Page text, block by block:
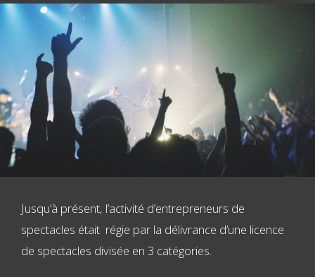
Jusqu’à présent, l’activité d’entrepreneurs de
spectacles était régie par la délivrance d’une licence
de spectacles divisée en 3 catégories.